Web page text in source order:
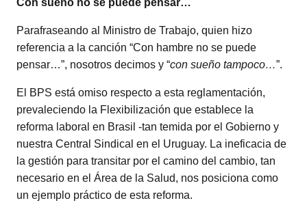
Parafraseando al Ministro de Trabajo, quien hizo
referencia a la canción “Con hambre no se puede
pensar…”, nosotros decimos y “con sueño tampoco…”.
El BPS está omiso respecto a esta reglamentación,
prevaleciendo la Flexibilización que establece la
reforma laboral en Brasil -tan temida por el Gobierno y
nuestra Central Sindical en el Uruguay. La ineficacia de
la gestión para transitar por el camino del cambio, tan
necesario en el Área de la Salud, nos posiciona como
un ejemplo práctico de esta reforma.